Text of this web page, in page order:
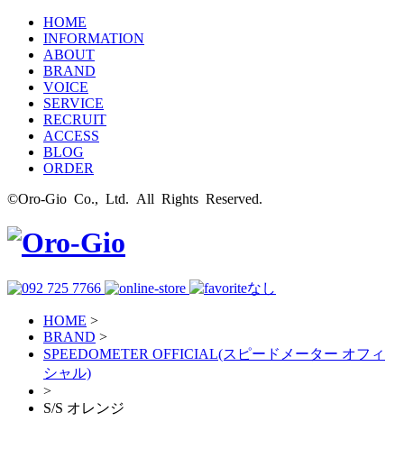
HOME
INFORMATION
ABOUT
BRAND
VOICE
SERVICE
RECRUIT
ACCESS
BLOG
ORDER
©Oro-Gio Co., Ltd. All Rights Reserved.
HOME >
BRAND >
SPEEDOMETER OFFICIAL(スピードメーター オフィ
シャル)
>
S/S オレンジ